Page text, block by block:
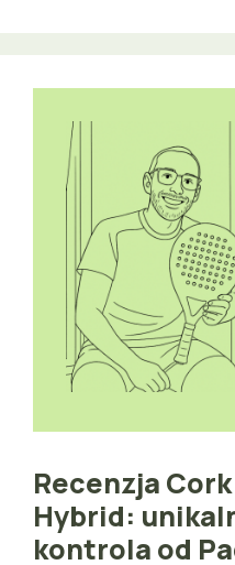
Recenzja
Hybrid:
kontrola od